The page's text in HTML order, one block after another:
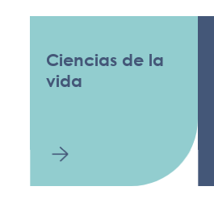
Ciencias de la
vida